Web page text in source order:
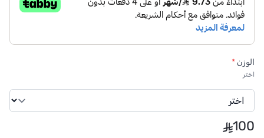
الوزن*
اختر
100